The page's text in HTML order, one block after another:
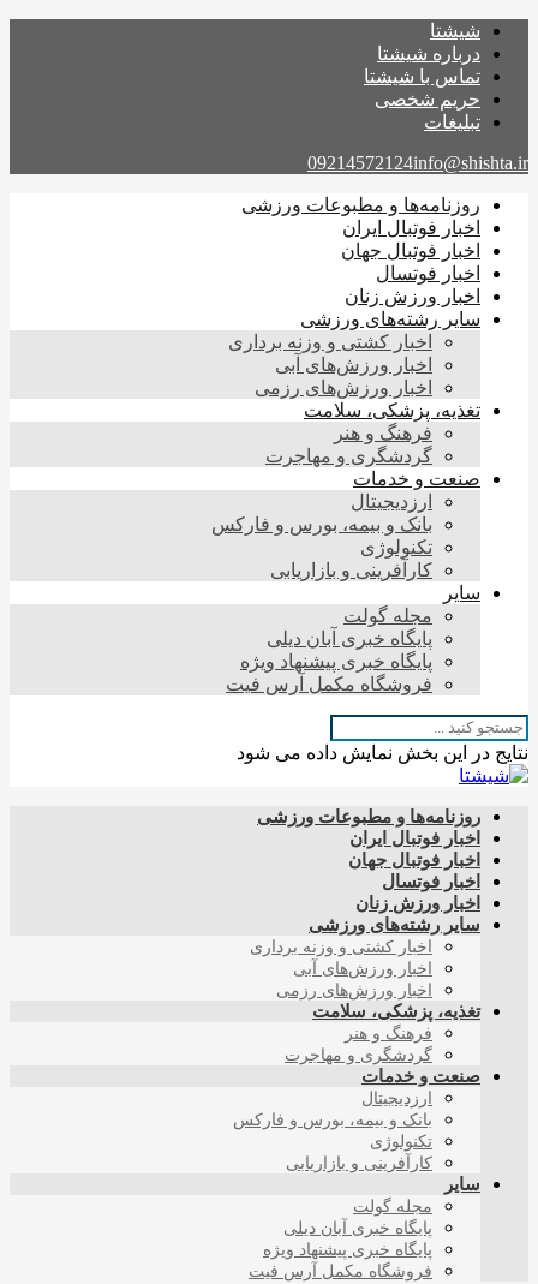
شیشتا
درباره شیشتا
تماس با شیشتا
حریم شخصی
تبلیغات
09214572124info@shishta.ir
روزنامه‌ها و مطبوعات ورزشی
اخبار فوتبال ایران
اخبار فوتبال جهان
اخبار فوتسال
اخبار ورزش زنان
سایر رشته‌های ورزشی
اخبار کشتی و وزنه برداری
اخبار ورزش‌های آبی
اخبار ورزش‌های رزمی
تغذیه، پزشکی، سلامت
فرهنگ و هنر
گردشگری و مهاجرت
صنعت و خدمات
ارزدیجیتال
بانک و بیمه، بورس و فارکس
تکنولوژی
کارآفرینی و بازاریابی
سایر
مجله گولت
پایگاه خبری آبان دیلی
پایگاه خبری پیشنهاد ویژه
فروشگاه مکمل آرس فیت
نتایج در این بخش نمایش داده می شود
روزنامه‌ها و مطبوعات ورزشی
اخبار فوتبال ایران
اخبار فوتبال جهان
اخبار فوتسال
اخبار ورزش زنان
سایر رشته‌های ورزشی
اخبار کشتی و وزنه برداری
اخبار ورزش‌های آبی
اخبار ورزش‌های رزمی
تغذیه، پزشکی، سلامت
فرهنگ و هنر
گردشگری و مهاجرت
صنعت و خدمات
ارزدیجیتال
بانک و بیمه، بورس و فارکس
تکنولوژی
کارآفرینی و بازاریابی
سایر
مجله گولت
پایگاه خبری آبان دیلی
پایگاه خبری پیشنهاد ویژه
فروشگاه مکمل آرس فیت